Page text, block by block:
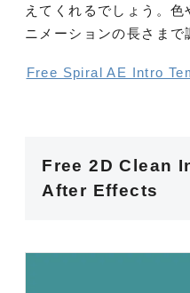
えてくれるでしょう。
ニメーションの長さまで
Free Spiral AE Intro
Free 2D Clean
After Effects